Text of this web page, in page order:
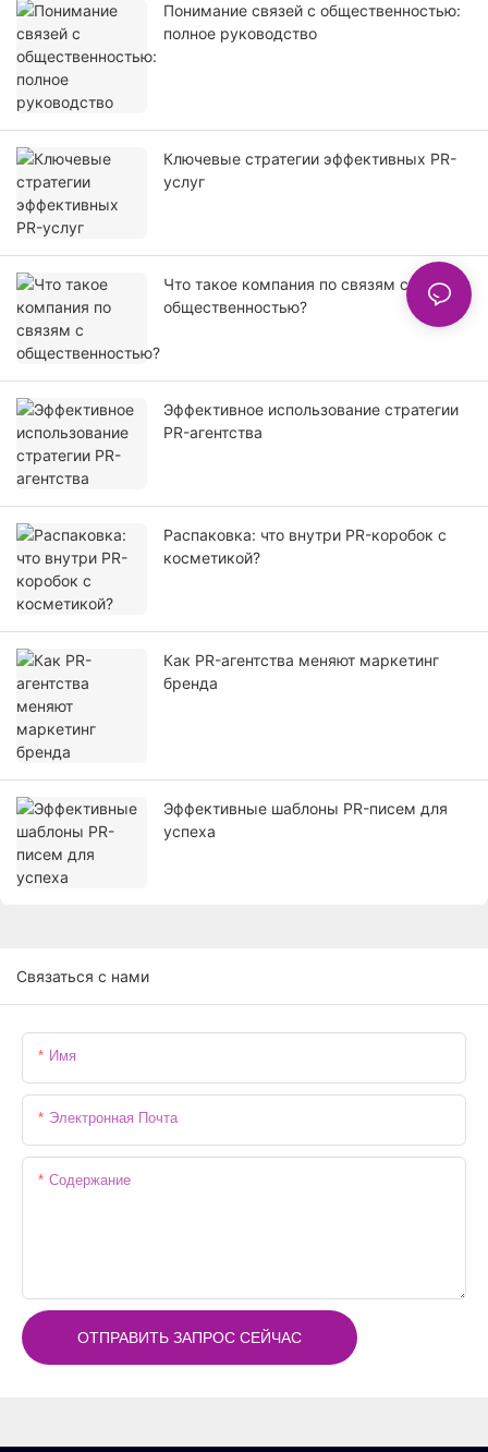
Понимание связей с общественностью:
полное руководство
Ключевые стратегии эффективных PR-
услуг
Что такое компания по связям с
общественностью?
Эффективное использование стратегии
PR-агентства
Распаковка: что внутри PR-коробок с
косметикой?
Как PR-агентства меняют маркетинг
бренда
Эффективные шаблоны PR-писем для
успеха
Связаться с нами
Имя
Электронная Почта
Содержание
ОТПРАВИТЬ ЗАПРОС СЕЙЧАС